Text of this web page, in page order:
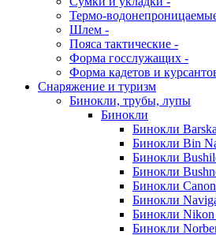
Термо-
Шлем -
Пояса тактические -
Форма госслужащих -
Форма кадетов и
Снаряжение и туризм
Бинокли, трубы, лупы
Бинокли
Бинокли
Бинокли Bin
Бинокли
Бинокли
Бинокли
Бинокли
Бинокли
Бинокли